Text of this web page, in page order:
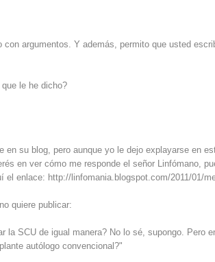
con argumentos. Y además, permito que usted
le he dicho?
en su blog, pero aunque yo le dejo explayarse en
en ver cómo me responde el señor Linfómano,
el enlace: http://linfomania.blogspot.com/2011/01/
quiere publicar:
la SCU de igual manera? No lo sé, supongo. Pero
autólogo convencional?"